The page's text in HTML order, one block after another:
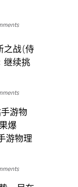
之战(侍
继续挑
游物
爆
游物理